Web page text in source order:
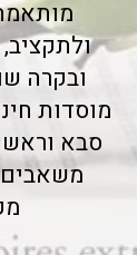
ובקרה
מוסדות
סבא